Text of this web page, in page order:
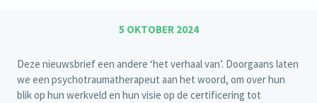
5 OKTOBER 2024
Deze nieuwsbrief een andere ‘het verhaal van’. Doorgaans laten
we een psychotraumatherapeut aan het woord, om over hun
blik op hun werkveld en hun visie op de certificering tot